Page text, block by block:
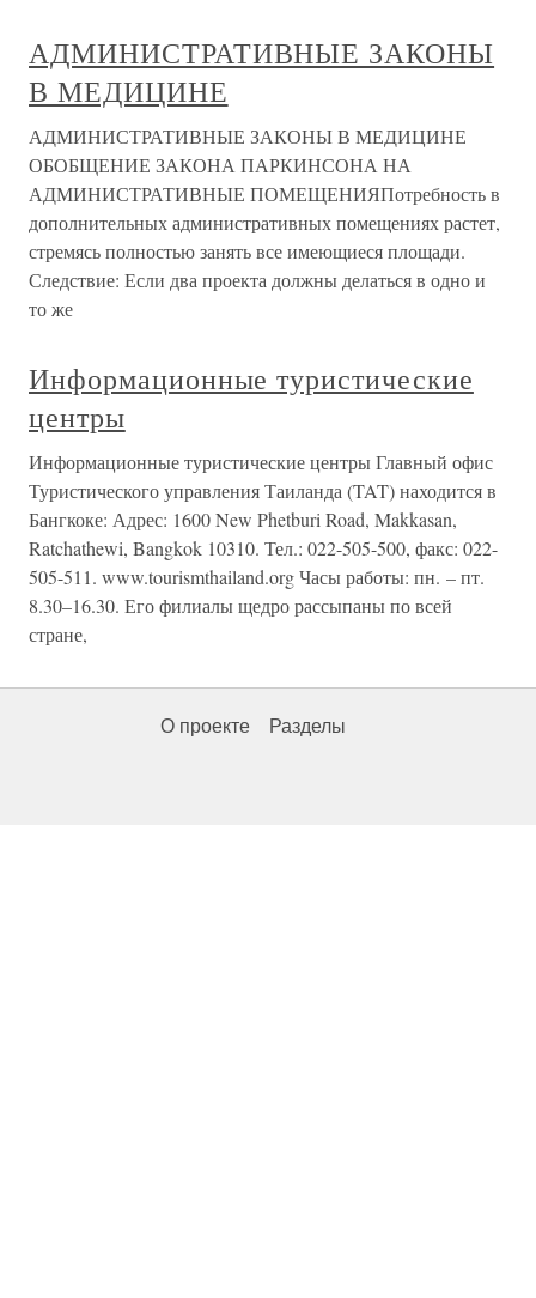
АДМИНИСТРАТИВНЫЕ ЗАКОНЫ
В МЕДИЦИНЕ
АДМИНИСТРАТИВНЫЕ ЗАКОНЫ В МЕДИЦИНЕ
ОБОБЩЕНИЕ ЗАКОНА ПАРКИНСОНА НА
АДМИНИСТРАТИВНЫЕ ПОМЕЩЕНИЯПотребность в
дополнительных административных помещениях растет,
стремясь полностью занять все имеющиеся площади.
Следствие: Если два проекта должны делаться в одно и
то же
Информационные туристические
центры
Информационные туристические центры Главный офис
Туристического управления Таиланда (TAT) находится в
Бангкоке: Адрес: 1600 New Phetburi Road, Makkasan,
Ratchathewi, Bangkok 10310. Тел.: 022-505-500, факс: 022-
505-511. www.tourismthailand.org Часы работы: пн. – пт.
8.30–16.30. Его филиалы щедро рассыпаны по всей
стране,
О проекте Разделы